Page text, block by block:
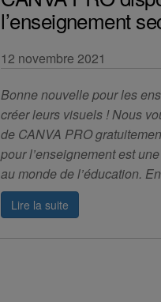
l’enseignement
12 novembre 2021
​Bonne nouvelle pour les
créer leurs visuels ! Nous
de CANVA PRO
pour l’enseignement est
au monde de l’éducation.
Lire la suite